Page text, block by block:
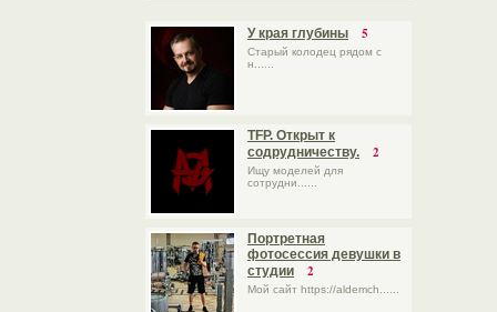
У края глубины 5
Старый колодец рядом с
н......
TFP. Открыт к
содрудничеству.
2
Ищу моделей для
сотрудни......
Портретная
фотосессия девушки в
студии
2
Мой сайт https://aldemch......